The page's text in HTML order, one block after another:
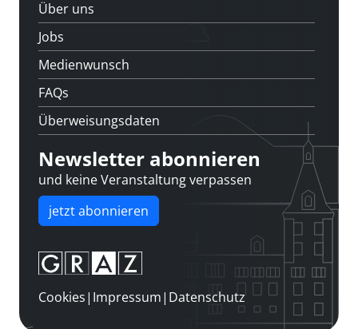
Über uns
Jobs
Medienwunsch
FAQs
Überweisungsdaten
Newsletter abonnieren
und keine Veranstaltung verpassen
jetzt abonnieren
Cookies| Impressum| Datenschutz